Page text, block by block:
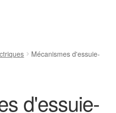
Mécanismes d'essuie-
d'essuie-